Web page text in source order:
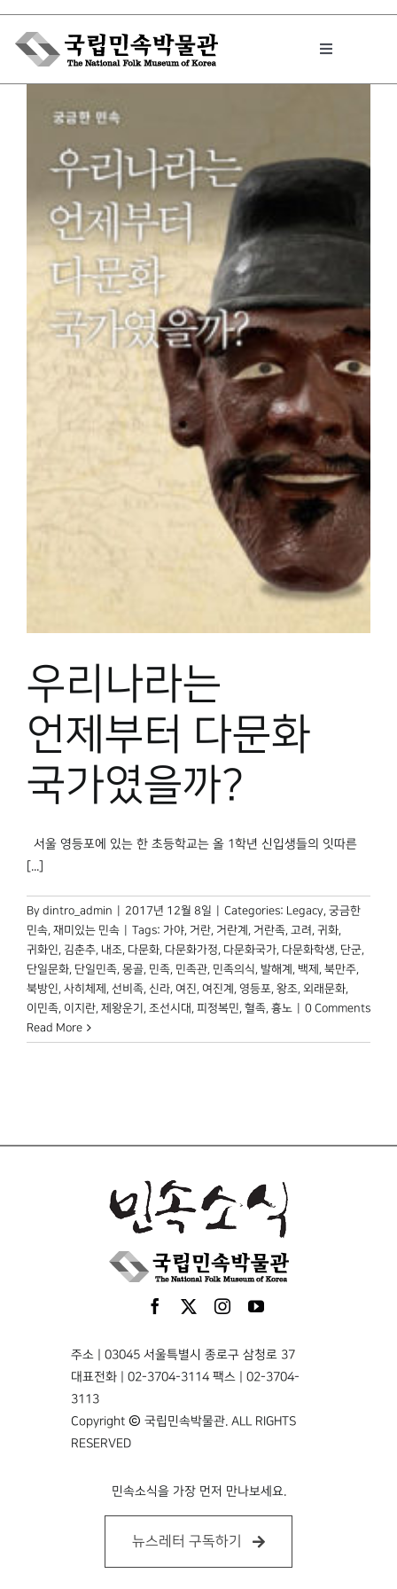
Skip
content
Toggle
박물관에서는
민속이야기
민속 인사이드
원문보기 PDF
우리나라는
언제부터 다문화
국가였을까?
서울 영등포에 있는 한 초등학교는 올 1학년 신입생들의 잇따른
[...]
By dintro_admin 2017년 12월 8일 Categories: Legacy, 궁금한
민속, 재미있는 민속 Tags: 가야, 거란, 거란계 , 거란족, 고려 , 귀화,
귀화인, 김춘추, 내조, 다문화, 다문화가정, 다문화국가, 다문화학생, 단군,
단일문화, 단일민족, 몽골, 민족, 민족관, 민족의식, 발해계 , 백제 , 북만주,
북방인, 사히체제 , 선비족, 신라, 여진, 여진계 , 영등포, 왕조, 외래문화,
이민족, 이지란, 제왕운기 , 조선시대 , 피정복민, 혈족, 흉노
0 Comments
Read More
주소 | 03045 서울특별시 종로구 삼청로 37
대표전화 | 02-3704-3114 팩스 | 02-3704-
3113
Copyright © 국립민속박물관. ALL RIGHTS
RESERVED
민속소식을 가장 먼저 만나보세요.
뉴스레터 구독하기